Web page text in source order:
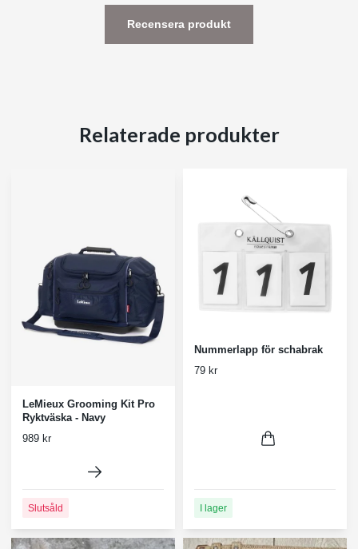
Recensera produkt
Relaterade produkter
LeMieux Grooming Kit Pro
Ryktväska - Navy
989 kr
Slutsåld
Nummerlapp för schabrak
79 kr
I lager